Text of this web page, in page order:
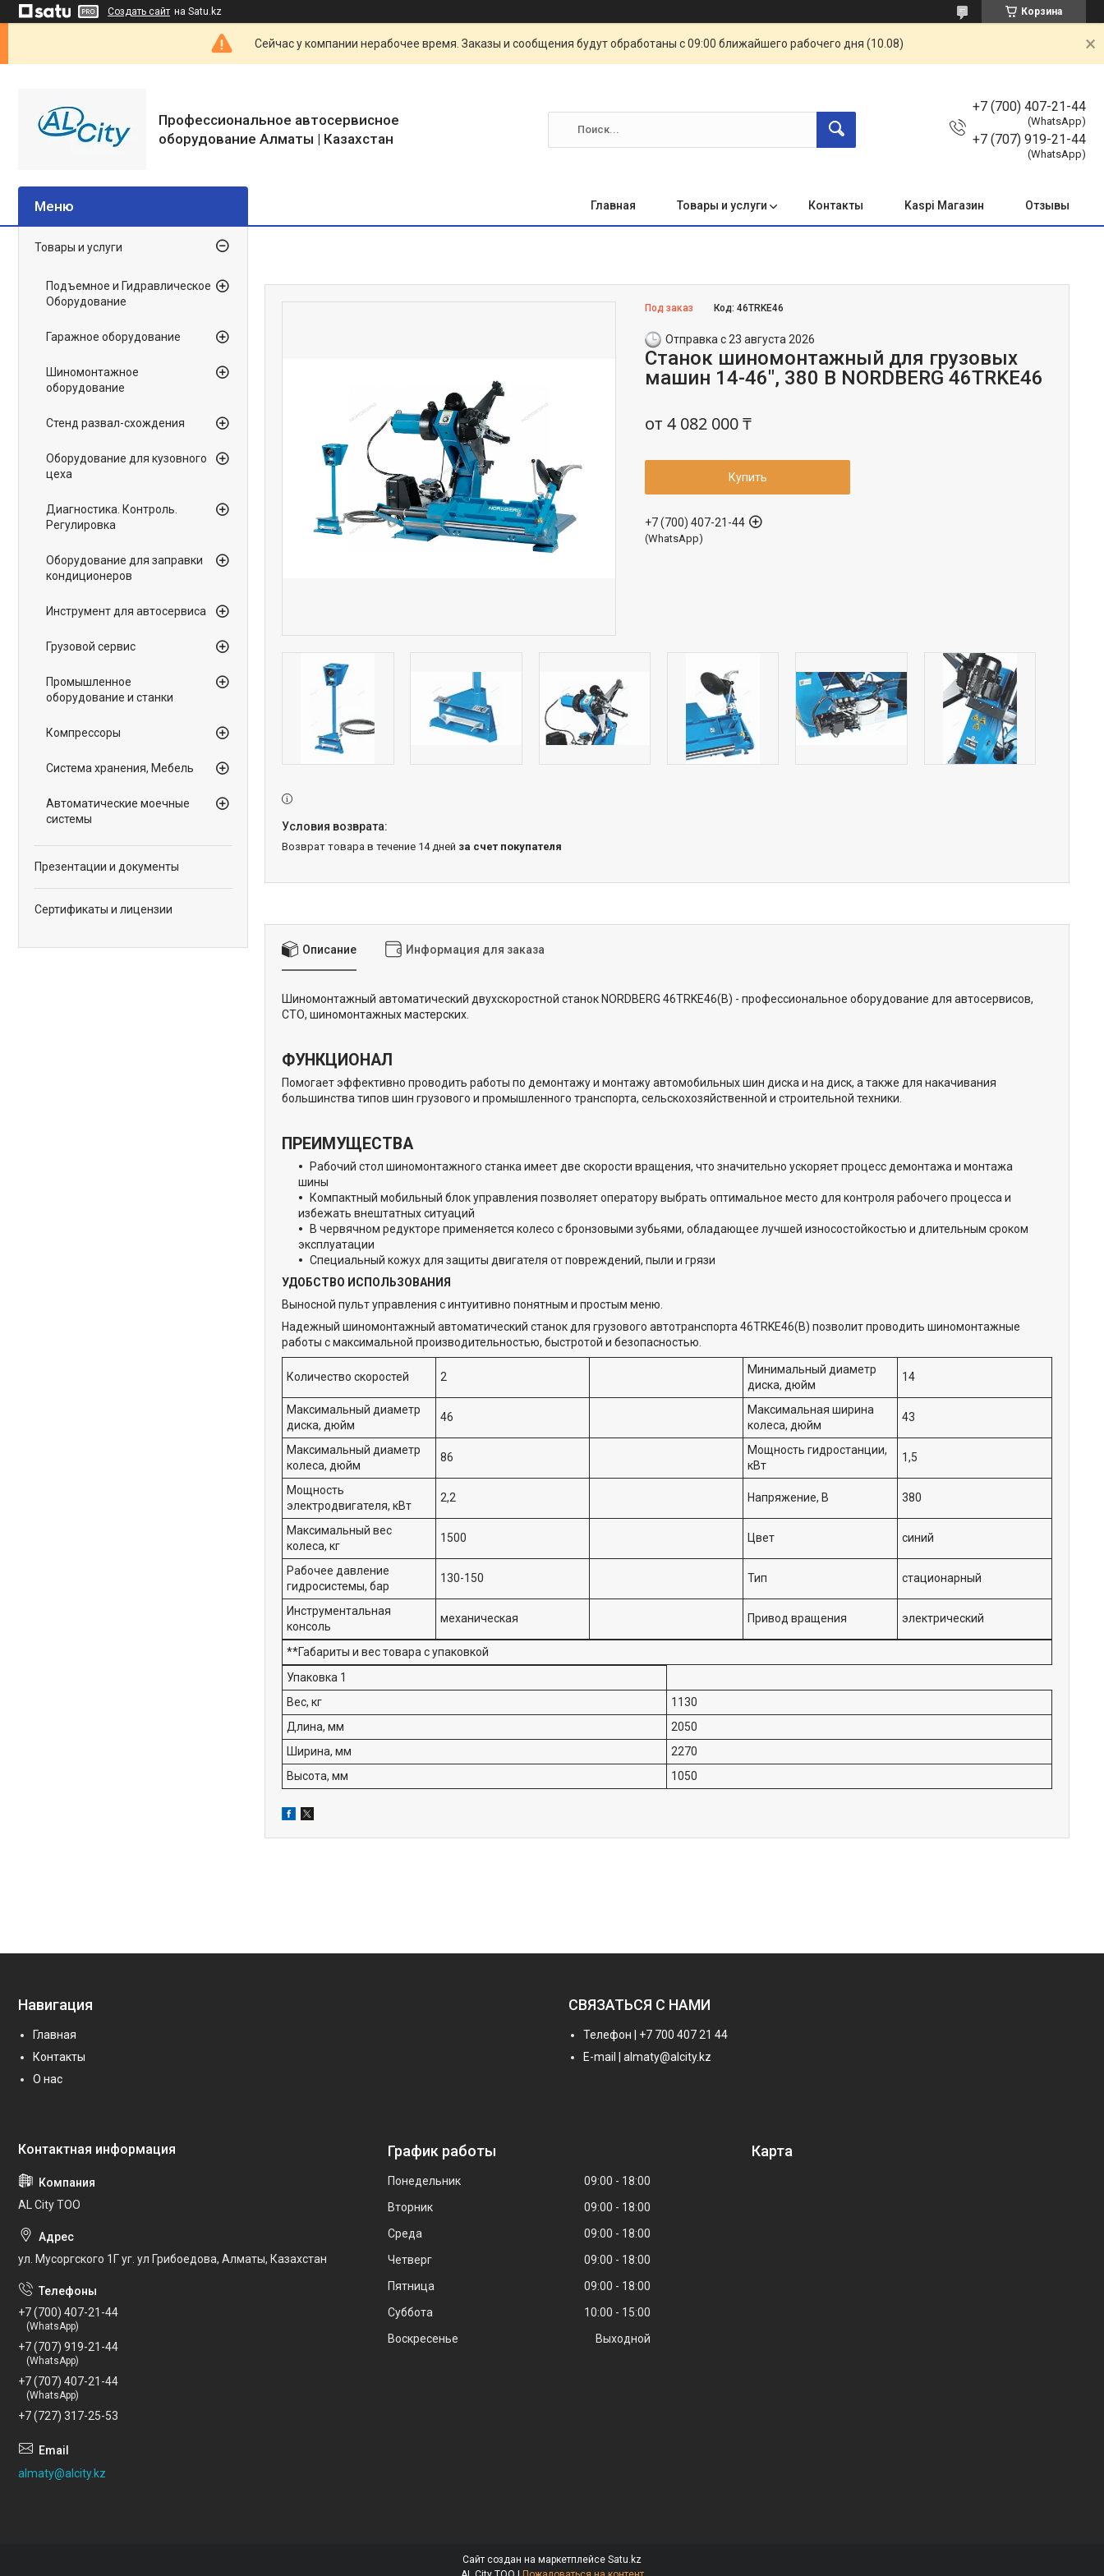
Создать сайт на Satu.kz Корзина
Сейчас у компании нерабочее время. Заказы и сообщения будут обработаны с 09:00 ближайшего рабочего дня (10.08)
Профессиональное автосервисное
оборудование Алматы | Казахстан
+7 (700) 407-21-44
(WhatsApp)
+7 (707) 919-21-44
(WhatsApp)
Главная Товары и услуги Контакты Kaspi Магазин Отзывы
Под заказ Код:46TRKE46
Отправка с 23 августа 2026
Станок шиномонтажный для грузовых
машин 14-46", 380 В NORDBERG 46TRKE46
от4 082 000 ₸
Купить
+7 (700) 407-21-44
(WhatsApp)
возврат товара в течение 14 дней за счет покупателя
Описание Информация для заказа
Шиномонтажный автоматический двухскоростной станок NORDBERG 46TRKE46(B) - профессиональное оборудование для автосервисов,
СТО, шиномонтажных мастерских.
ФУНКЦИОНАЛ
Помогает эффективно проводить работы по демонтажу и монтажу автомобильных шин диска и на диск, а также для накачивания
большинства типов шин грузового и промышленного транспорта, сельскохозяйственной и строительной техники.
ПРЕИМУЩЕСТВА
Рабочий стол шиномонтажного станка имеет две скорости вращения, что значительно ускоряет процесс демонтажа и монтажа
шины
Компактный мобильный блок управления позволяет оператору выбрать оптимальное место для контроля рабочего процесса и
избежать внештатных ситуаций
В червячном редукторе применяется колесо с бронзовыми зубьями, обладающее лучшей износостойкостью и длительным сроком
эксплуатации
Специальный кожух для защиты двигателя от повреждений, пыли и грязи
УДОБСТВО ИСПОЛЬЗОВАНИЯ
Выносной пульт управления с интуитивно понятным и простым меню.
Надежный шиномонтажный автоматический станок для грузового автотранспорта 46TRKE46(B) позволит проводить шиномонтажные
работы с максимальной производительностью, быстротой и безопасностью.
Количество скоростей 2
Минимальный диаметр
диска, дюйм
14
Максимальный диаметр
диска, дюйм
46
Максимальная ширина
колеса, дюйм
43
Максимальный диаметр
колеса, дюйм
86
Мощность гидростанции,
кВт
1,5
Мощность
электродвигателя, кВт
2,2 Напряжение, В 380
Максимальный вес
колеса, кг
1500 Цвет синий
Рабочее давление
гидросистемы, бар
130-150 Тип стационарный
Инструментальная
консоль
механическая Привод вращения электрический
**Габариты и вес товара с упаковкой
Упаковка 1
Вес, кг
1130
Длина, мм
2050
Ширина, мм
2270
Высота, мм
1050
Товары и услуги
Подъемное и Гидравлическое
Оборудование
Гаражное оборудование
Шиномонтажное
оборудование
Стенд развал-схождения
Оборудование для кузовного
цеха
Диагностика. Контроль.
Регулировка
Оборудование для заправки
кондиционеров
Инструмент для автосервиса
Грузовой сервис
Промышленное
оборудование и станки
Компрессоры
Система хранения, Мебель
Автоматические моечные
системы
Презентации и документы
Сертификаты и лицензии
Навигация
Главная
Контакты
О нас
СВЯЗАТЬСЯ С НАМИ
Телефон | +7 700 407 21 44
E-mail | almaty@alcity.kz
AL City ТОО
ул. Мусоргского 1Г уг. ул Грибоедова, Алматы, Казахстан
+7 (700) 407-21-44
(WhatsApp)
+7 (707) 919-21-44
(WhatsApp)
+7 (707) 407-21-44
(WhatsApp)
+7 (727) 317-25-53
almaty@alcity.kz
График работы
Понедельник 09:00
18:00
Вторник
09:00
18:00
Среда
09:00
18:00
Четверг
09:00
18:00
Пятница
09:00
18:00
Суббота
10:00
15:00
Воскресенье
Выходной
Карта
Сайт создан на маркетплейсе Satu.kz